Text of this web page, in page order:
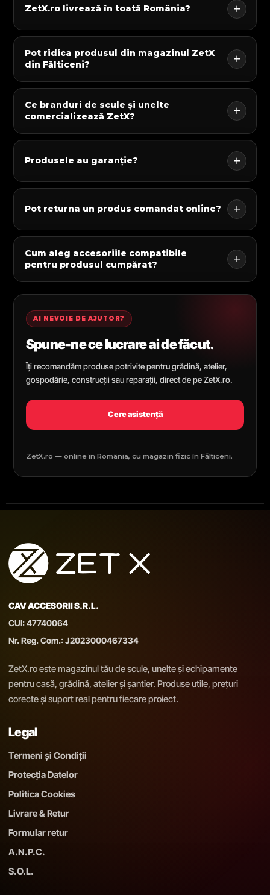
ZetX.ro livrează în toată România?
Pot ridica produsul din magazinul ZetX
din Fălticeni?
Ce branduri de scule și unelte
comercializează ZetX?
Produsele au garanție?
Pot returna un produs comandat online?
Cum aleg accesoriile compatibile
pentru produsul cumpărat?
AI NEVOIE DE AJUTOR?
Spune-ne ce lucrare ai de făcut.
Îți recomandăm produse potrivite pentru grădină, atelier,
gospodărie, construcții sau reparații, direct de pe ZetX.ro.
Cere asistență
ZetX.ro — online în România, cu magazin fizic în Fălticeni.
CAV ACCESORII S.R.L.
CUI: 47740064
Nr. Reg. Com.: J2023000467334
ZetX.ro este magazinul tău de scule, unelte și echipamente
pentru casă, grădină, atelier și șantier. Produse utile, prețuri
corecte și suport real pentru fiecare proiect.
Legal
Termeni și Condiții
Protecția Datelor
Politica Cookies
Livrare & Retur
Formular retur
A.N.P.C.
S.O.L.